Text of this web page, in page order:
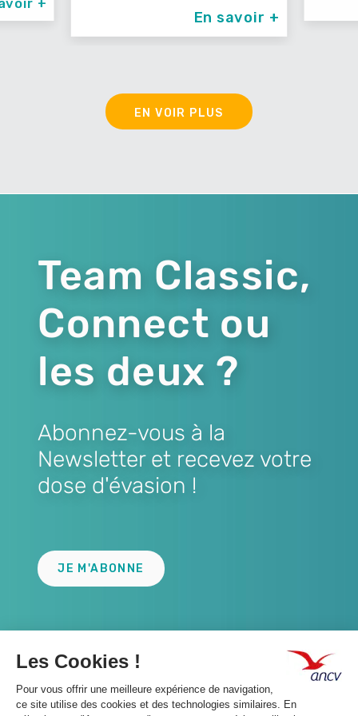
En savoir
EN VOIR PLUS
Team Classic,
Connect ou
les deux ?
Abonnez-vous à la
Newsletter et recevez votre
dose d'évasion !
JE M'ABONNE